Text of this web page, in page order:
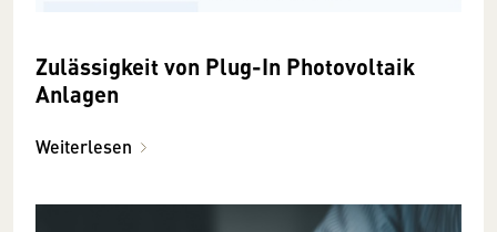
Zulässigkeit von Plug-In Photovoltaik
Anlagen
Weiterlesen